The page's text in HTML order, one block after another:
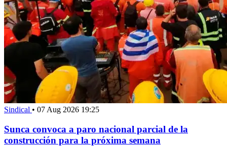
Sindical • 07 Aug 2026 19:25
Sunca convoca a paro nacional parcial de la
construcción para la próxima semana